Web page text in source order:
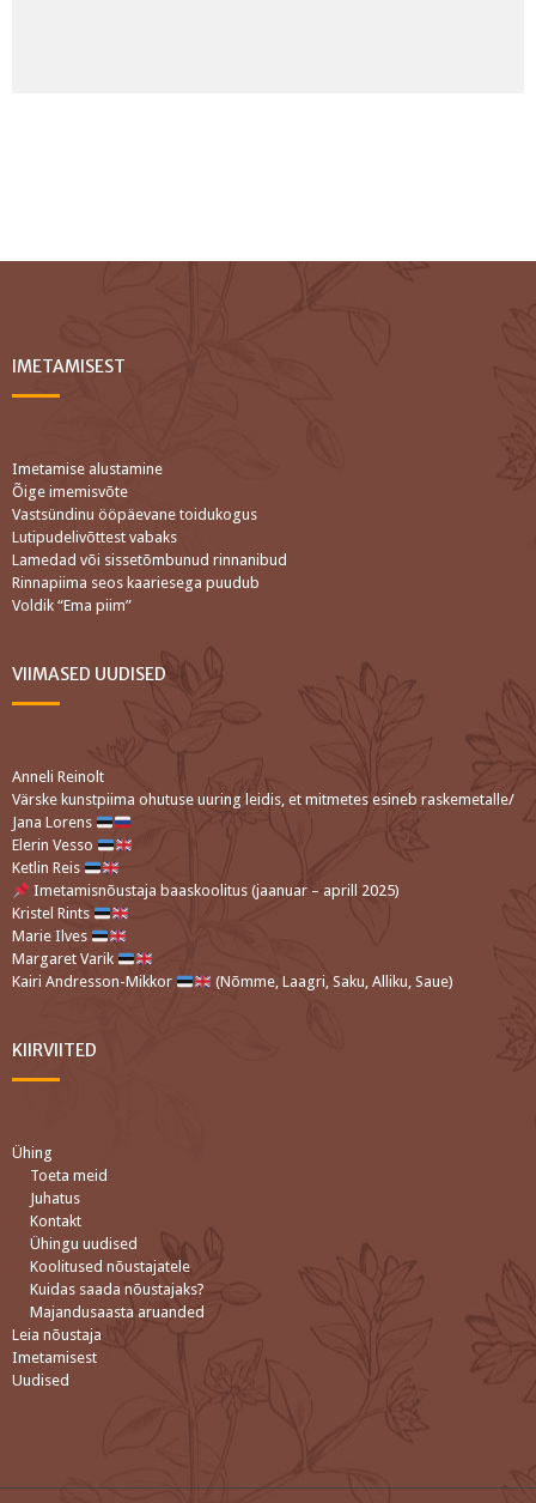
IMETAMISEST
Imetamise alustamine
Õige imemisvõte
Vastsündinu ööpäevane toidukogus
Lutipudelivõttest vabaks
Lamedad või sissetõmbunud rinnanibud
Rinnapiima seos kaariesega puudub
Voldik “Ema piim”
VIIMASED UUDISED
Anneli Reinolt
Värske kunstpiima ohutuse uuring leidis, et mitmetes esineb raskemetalle/
Jana Lorens
Elerin Vesso
Ketlin Reis
Imetamisnõustaja baaskoolitus (jaanuar – aprill 2025)
Kristel Rints
Marie Ilves
Margaret Varik
Kairi Andresson-Mikkor
(Nõmme, Laagri, Saku, Alliku, Saue)
KIIRVIITED
Ühing
Toeta meid
Juhatus
Kontakt
Ühingu uudised
Koolitused nõustajatele
Kuidas saada nõustajaks?
Majandusaasta aruanded
Leia nõustaja
Imetamisest
Uudised